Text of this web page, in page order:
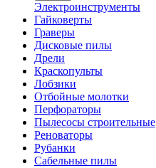
Электроинструменты
Гайковерты
Граверы
Дисковые пилы
Дрели
Краскопульты
Лобзики
Отбойные молотки
Перфораторы
Пылесосы строительные
Реноваторы
Рубанки
Сабельные пилы